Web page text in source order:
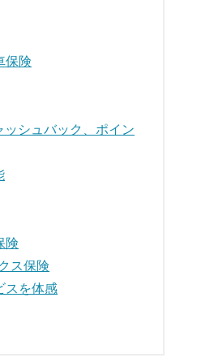
保険
シュバック、ポイン
険
ス保険
スを体感